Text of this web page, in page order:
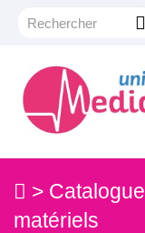
>
matériels